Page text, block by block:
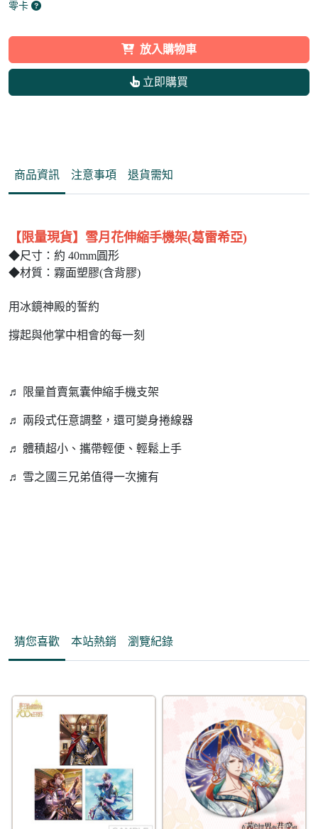
零卡
放入購物車
立即購買
商品資訊 注意事項 退貨需知
【限量現貨】雪月花伸縮手機架(葛雷希亞)
◆尺寸：約 40mm圓形
◆材質：霧面塑膠(含背膠)
用冰鏡神殿的誓約
撐起與他掌中相會的每一刻
♬ 限量首賣氣囊伸縮手機支架
♬ 兩段式任意調整，還可變身捲線器
♬ 體積超小、攜帶輕便、輕鬆上手
♬ 雪之國三兄弟值得一次擁有
猜您喜歡 本站熱銷 瀏覽紀錄
5折